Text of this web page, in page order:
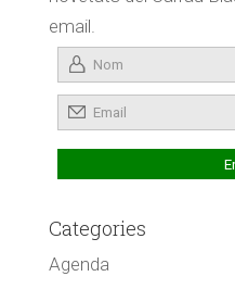
email.
Categories
Agenda